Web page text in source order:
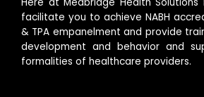
Here at Medbridge Health Solutions
facilitate you to achieve NABH
& TPA empanelment and provide
development and behavior and
formalities of healthcare providers.